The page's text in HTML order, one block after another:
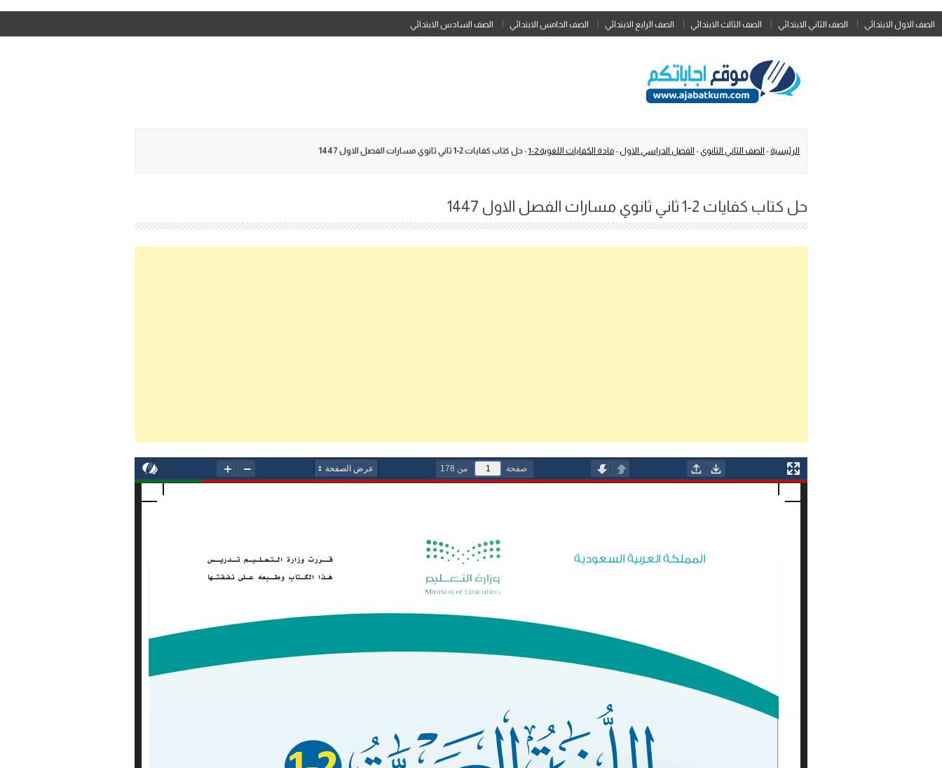
Skip
to
الصف الاول الابتدائي الصف الثاني الابتدائي الصف الثالث الابتدائي الصف الرابع الابتدائي الصف الخامس الابتدائي الصف السادس الابتدائي
الرئيسية - الصف الثاني الثانوي - الفصل الدراسي الاول-مادة الكفايات اللغوية 2-1 -حل كتاب كفايات 2-1 ثاني ثانوي مسارات الفصل الاول 1447
حل كتاب كفايات 2-1 ثاني ثانوي مسارات الفصل الاول 1447